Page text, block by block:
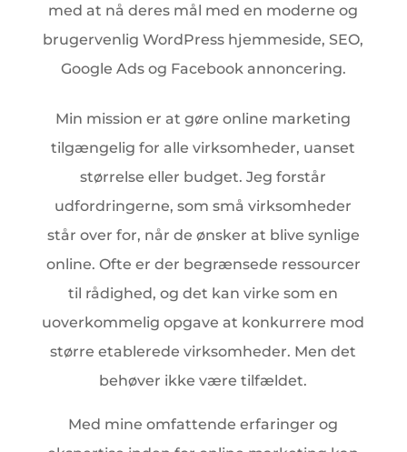
med at nå deres mål med en moderne og
brugervenlig WordPress hjemmeside, SEO,
Google Ads og Facebook annoncering.
Min mission er at gøre online marketing
tilgængelig for alle virksomheder, uanset
størrelse eller budget. Jeg forstår
udfordringerne, som små virksomheder
står over for, når de ønsker at blive synlige
online. Ofte er der begrænsede ressourcer
til rådighed, og det kan virke som en
uoverkommelig opgave at konkurrere mod
større etablerede virksomheder. Men det
behøver ikke være tilfældet.
Med mine omfattende erfaringer og